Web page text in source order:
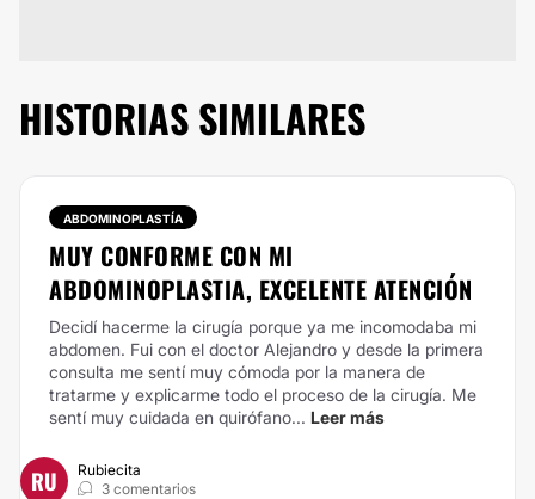
HISTORIAS SIMILARES
ABDOMINOPLASTÍA
MUY CONFORME CON MI
ABDOMINOPLASTIA, EXCELENTE ATENCIÓN
Decidí hacerme la cirugía porque ya me incomodaba mi
abdomen. Fui con el doctor Alejandro y desde la primera
consulta me sentí muy cómoda por la manera de
tratarme y explicarme todo el proceso de la cirugía. Me
sentí muy cuidada en quirófano... Leer más
RU
Rubiecita
3 comentarios